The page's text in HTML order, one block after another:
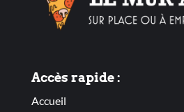
Accès rapide :
Accueil